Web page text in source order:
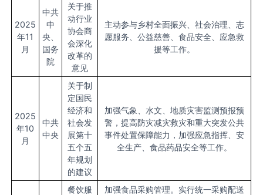
2025
年11
月
中共
中
央、
国务
院
关于推
动行业
协会商
会深化
改革的
意见
主动参与乡村全面振兴、社会治理、志
愿服务、公益慈善、食品安全、应急救
援等工作。
2025
年10
月
中共
中央
关于制
定国民
经济和
社会发
展第十
五个五
年规划
的建议
加强气象、水文、地质灾害监测预报预
警，提高防灾减灾救灾和重大突发公共
事件处置保障能力，加强应急指挥、安
全生产、食品药品安全等工作。
餐饮服
加强食品采购管理。实行统一采购配送